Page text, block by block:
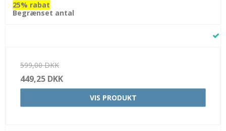
25% rabat
Begrænset antal
599,00 DKK
449,25 DKK
VIS PRODUKT